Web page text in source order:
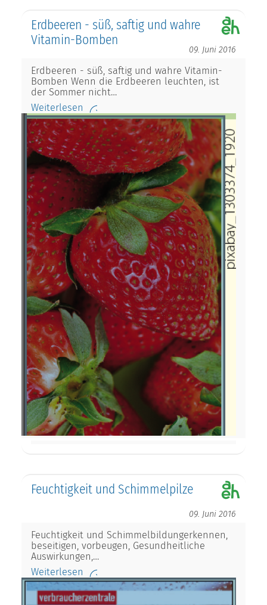
Erdbeeren - süß, saftig und wahre
Vitamin-Bomben
09. Juni 2016
Erdbeeren - süß, saftig und wahre Vitamin-
Bomben Wenn die Erdbeeren leuchten, ist
der Sommer nicht…
Weiterlesen
Feuchtigkeit und Schimmelpilze
09. Juni 2016
Feuchtigkeit und Schimmelbildungerkennen,
beseitigen, vorbeugen, Gesundheitliche
Auswirkungen,…
Weiterlesen